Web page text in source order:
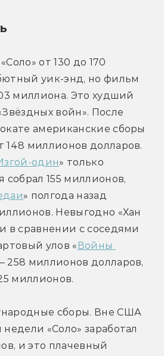
от 130 до 170
уик-энд, но фильм
миллиона. Это худший
войн». После
американские сборы
148 миллионов долларов.
один» только
собрал 155 миллионов,
» полгода назад
Невыгодно «Хан
в сравнении с соседями
улов «Войны
258 миллионов долларов,
миллионов.
сборы. Вне США
«Соло» заработал
и это плачевный